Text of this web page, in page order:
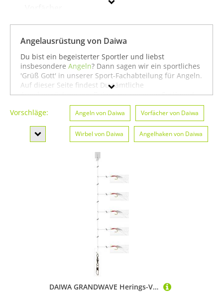
Wirbel
Angelbekleidung
Angelschnüre
Bissanzeiger
Ruten
Angelausrüstung von Daiwa
Du bist ein begeisterter Sportler und liebst
insbesondere Angeln? Dann sagen wir ein sportliches
'Grüß Gott' in unserer Sport-Fachabteilung für Angeln.
Auf dieser Seite findest Du sämtliche
Angelausrüstung von Daiwa aus unserem Sortiment.
Du kannst auch gezieltAngeln von DaiwaoderFitness
& Training von Daiwasuchen. Oder Du schaust etwas
breiter und siehst Dich auf unserer Seite mit
sämtlichen Sportartikeln vonDaiwa
oder unter allen
Produkten für den SportAngeln von Daiwaum. In
jedem Fall wünschen wir Dir weiter viel Spaß und
Vorschläge: Angeln von Daiwa Vorfächer von Daiwa
Wirbel von Daiwa Angelhaken von Daiwa
Posen & Sbirolinos von Daiwa
DAIWA GRANDWAVE Herings-Vorfach Pink-Glow 135cm 16517-236